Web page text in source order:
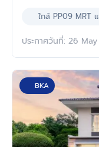
ใกล้ PP09 MRT
ประกาศวันที่: 26
BKA